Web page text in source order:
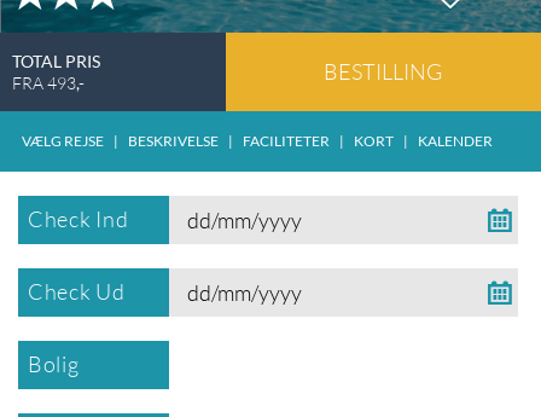
TOTAL PRIS
FRA493,- BESTILLING
VÆLG REJSE | BESKRIVELSE | FACILITETER | KORT | KALENDER
Check Ind
Check Ud
Bolig